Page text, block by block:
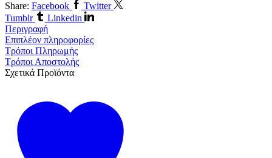
Share: Facebook
Twitter
Tumblr
Linkedin
Περιγραφή
Επιπλέον πληροφορίες
Τρόποι Πληρωμής
Τρόποι Αποστολής
Σχετικά Προϊόντα